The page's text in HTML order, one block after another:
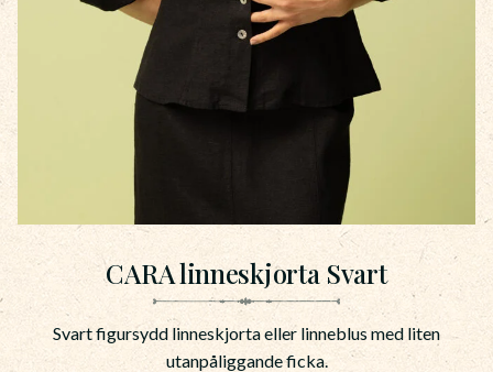
CARA linneskjorta Svart
Svart figursydd linneskjorta eller linneblus med liten
utanpåliggande ficka.